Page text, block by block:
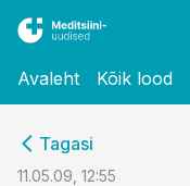
Avaleht Kõik lood
Tagasi
11.05.09, 12:55